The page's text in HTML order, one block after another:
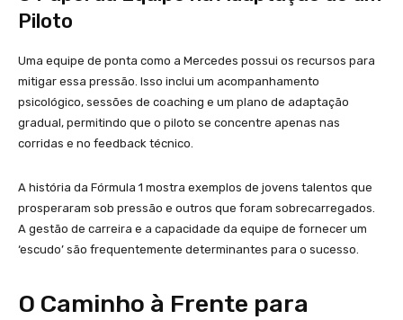
Piloto
Uma equipe de ponta como a Mercedes possui os recursos para
mitigar essa pressão. Isso inclui um acompanhamento
psicológico, sessões de coaching e um plano de adaptação
gradual, permitindo que o piloto se concentre apenas nas
corridas e no feedback técnico.
A história da Fórmula 1 mostra exemplos de jovens talentos que
prosperaram sob pressão e outros que foram sobrecarregados.
A gestão de carreira e a capacidade da equipe de fornecer um
‘escudo’ são frequentemente determinantes para o sucesso.
O Caminho à Frente para